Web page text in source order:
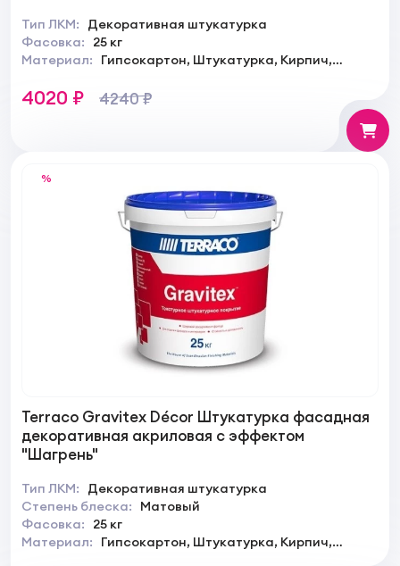
Тип ЛКМ:
Декоративная штукатурка
Фасовка:
25 кг
Материал:
4020 ₽ 4240 ₽
%
Terraco Gravitex Décor Штукатурка фасадная
декоративная акриловая с эффектом
"Шагрень"
Тип ЛКМ:
Декоративная штукатурка
Степень блеска:
Матовый
Фасовка:
25 кг
Материал: